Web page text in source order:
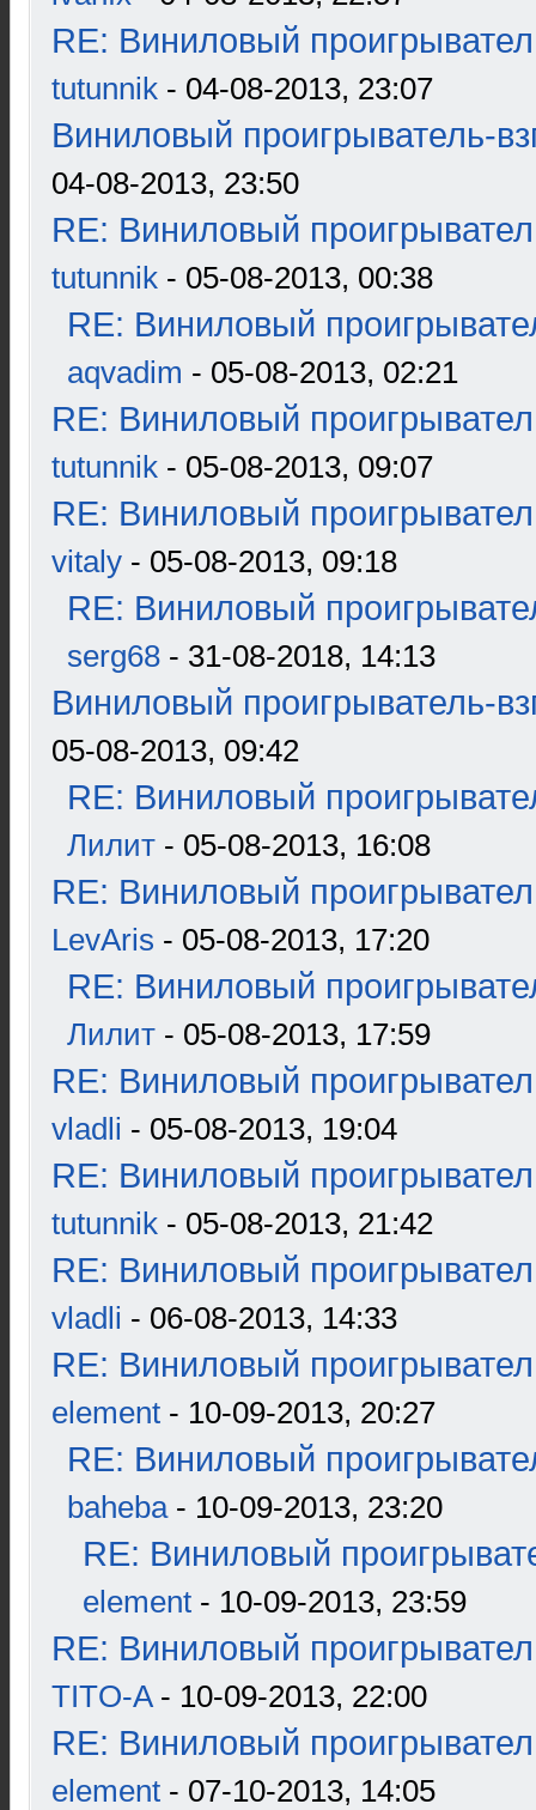
RE: Виниловый
tutunnik - 04-08-2013, 23:07
Виниловый проигрыватель-
04-08-2013, 23:50
RE: Виниловый
tutunnik - 05-08-2013, 00:38
RE: Виниловый
aqvadim - 05-08-2013, 02:21
RE: Виниловый
tutunnik - 05-08-2013, 09:07
RE: Виниловый
vitaly - 05-08-2013, 09:18
RE: Виниловый
serg68 - 31-08-2018, 14:13
Виниловый проигрыватель-
05-08-2013, 09:42
RE: Виниловый
Лилит - 05-08-2013, 16:08
RE: Виниловый
LevAris - 05-08-2013, 17:20
RE: Виниловый
Лилит - 05-08-2013, 17:59
RE: Виниловый
vladli - 05-08-2013, 19:04
RE: Виниловый
tutunnik - 05-08-2013, 21:42
RE: Виниловый
vladli - 06-08-2013, 14:33
RE: Виниловый
element - 10-09-2013, 20:27
RE: Виниловый
baheba- 10-09-2013, 23:20
RE: Виниловый
element - 10-09-2013, 23:59
RE: Виниловый
TITO-A- 10-09-2013, 22:00
RE: Виниловый
element - 07-10-2013, 14:05